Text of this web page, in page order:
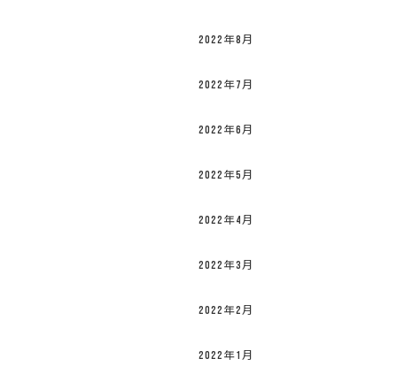
2022年8月
2022年7月
2022年6月
2022年5月
2022年4月
2022年3月
2022年2月
2022年1月